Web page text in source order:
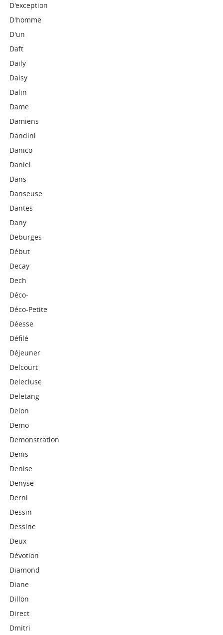
D'exception
D'homme
D'un
Daft
Daily
Daisy
Dalin
Dame
Damiens
Dandini
Danico
Daniel
Dans
Danseuse
Dantes
Dany
Deburges
Début
Decay
Dech
Déco-
Déco-Petite
Déesse
Défilé
Déjeuner
Delcourt
Delecluse
Deletang
Delon
Demo
Demonstration
Denis
Denise
Denyse
Derni
Dessin
Dessine
Deux
Dévotion
Diamond
Diane
Dillon
Direct
Dmitri